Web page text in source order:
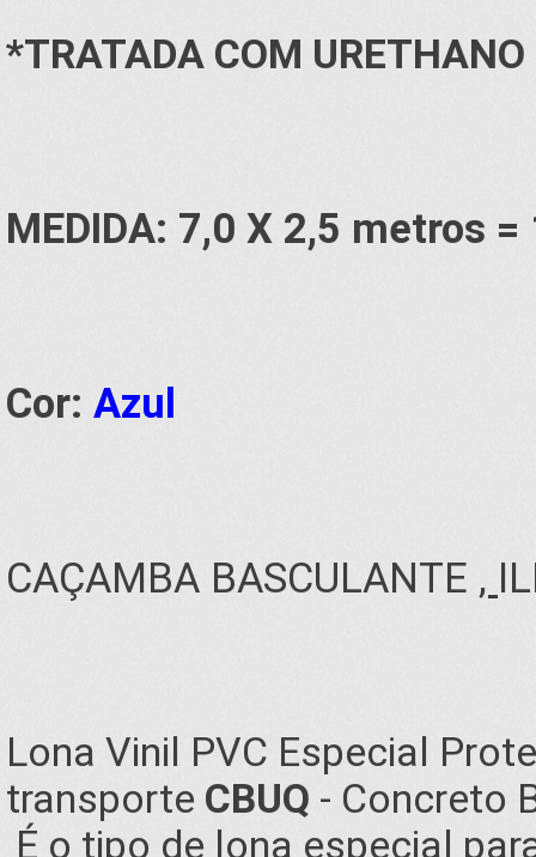
*TRATADA COM URETHANO
MEDIDA: 7,0 X 2,5 metros =
Cor: Azul
CAÇAMBA BASCULANTE ,
Lona Vinil PVC Especial
transporte CBUQ - Concreto
É o tipo de lona especial